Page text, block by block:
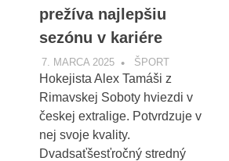
prežíva najlepšiu
sezónu v kariére
7. MARCA 2025 VOBRAZE.SK
ŠPORT
Hokejista Alex Tamáši z
Rimavskej Soboty hviezdi v
českej extralige. Potvrdzuje v
nej svoje kvality.
Dvadsaťšesťročný stredný